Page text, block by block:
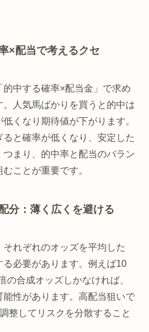
×配当で考えるクセ
中する確率×配当金」で求め
人気馬ばかりを買うと的中は
くなり期待値が下がります。
と確率が低くなり、安定した
まり、的中率と配当のバラン
ことが重要です。
分：薄く広くを避ける
れぞれのオッズを平均した
る必要があります。例えば10
の合成オッズしかなければ、
性があります。高配当狙いで
整してリスクを分散すること